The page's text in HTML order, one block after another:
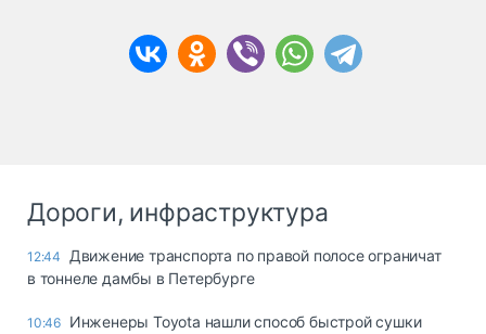
Дороги, инфраструктура
12:44
Движение транспорта по правой полосе ограничат
в тоннеле дамбы в Петербурге
10:46 Инженеры Toyota нашли способ быстрой сушки